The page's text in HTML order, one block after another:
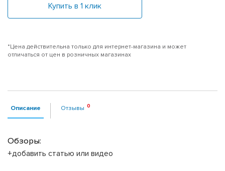
Купить в 1 клик
*Цена действительна только для интернет-магазина и может
отличаться от цен в розничных магазинах
Описание Отзывы
Обзоры:
+добавить статью или видео